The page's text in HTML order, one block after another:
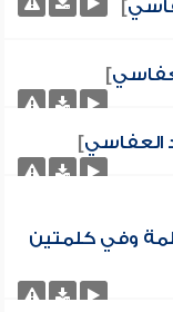
]
]
العفاسي]
وفي كلمتين